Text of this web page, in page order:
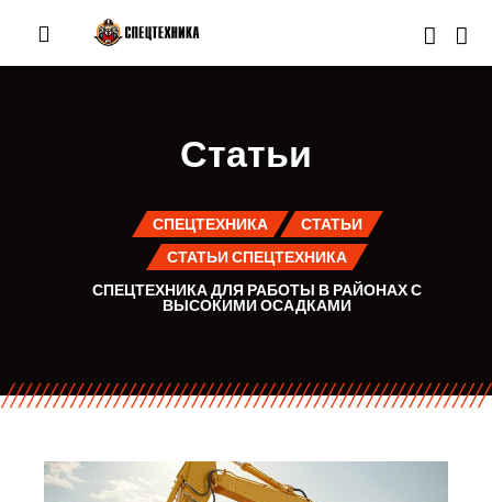
Статьи
СПЕЦТЕХНИКА
СТАТЬИ
СТАТЬИ СПЕЦТЕХНИКА
СПЕЦТЕХНИКА ДЛЯ РАБОТЫ В РАЙОНАХ С
ВЫСОКИМИ ОСАДКАМИ